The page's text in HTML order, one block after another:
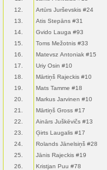
12.
Artūrs Jurševskis #24
13.
Atis Stepāns #31
14.
Gvido Lauga #93
15.
Toms Mežotnis #33
16.
Matevsz Antoniak #15
17.
Uriy Osin #10
18.
Mārtiņš Rajeckis #10
19.
Mats Tamme #18
20.
Markus Jarvinen #10
21.
Mārtiņš Gross #17
22.
Ainārs Juškēvičs #13
23.
Ģirts Laugalis #17
24.
Rolands Jānelsiņš #28
25.
Jānis Rajeckis #19
26.
Kristjan Puu #78